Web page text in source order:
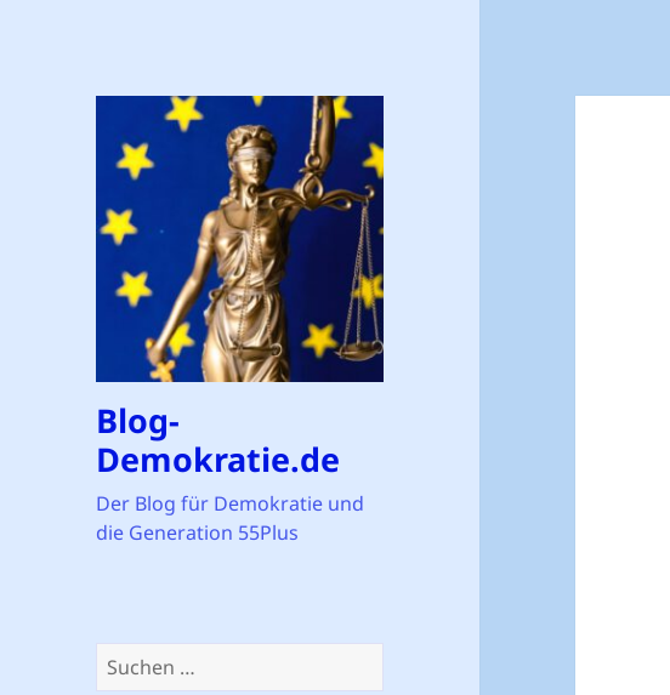
Blog-
Demokratie.de
Der Blog für Demokratie und
die Generation 55Plus
Suchen
nach: